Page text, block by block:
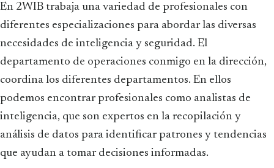
En 2WIB trabaja una variedad de profesionales con
diferentes especializaciones para abordar las diversas
necesidades de inteligencia y seguridad. El
departamento de operaciones conmigo en la dirección,
coordina los diferentes departamentos. En ellos
podemos encontrar profesionales como analistas de
inteligencia, que son expertos en la recopilación y
análisis de datos para identificar patrones y tendencias
que ayudan a tomar decisiones informadas.